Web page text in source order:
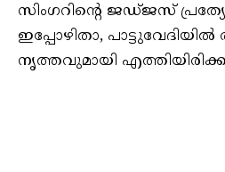
സിംഗറിന്റെ ജഡ്ജസ്
ഇപ്പോഴിതാ,
നൃത്തവുമായി